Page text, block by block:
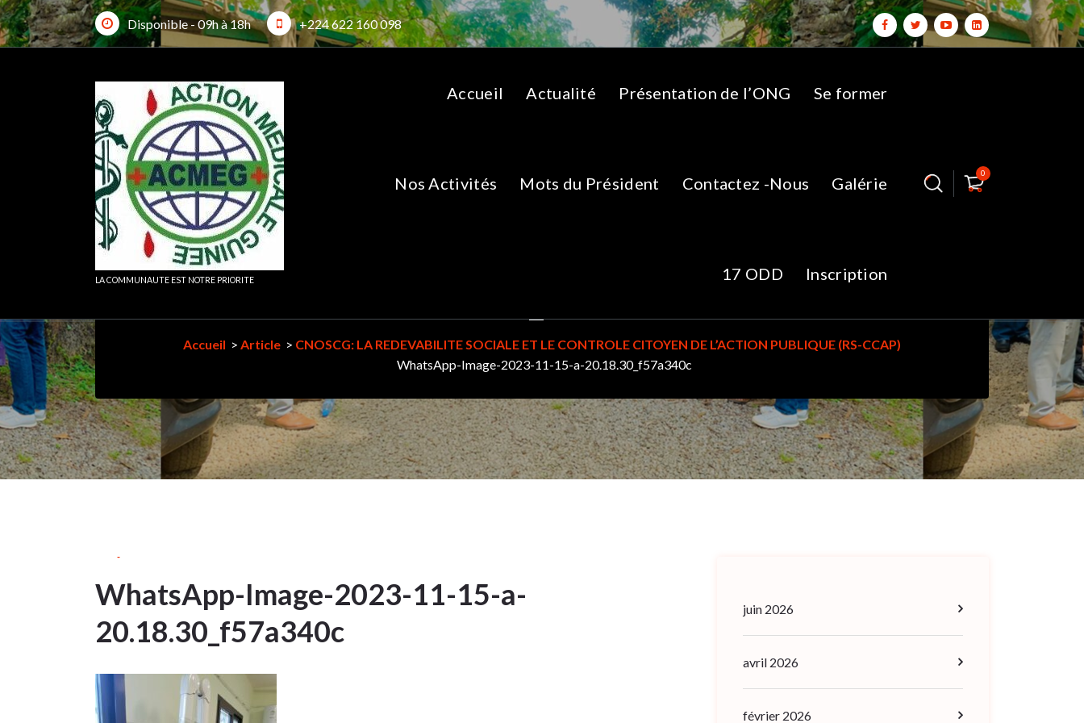
Aller
au
contenu
Disponible - 09h à 18h +224 622 160 098
LA COMMUNAUTE EST NOTRE PRIORITE
Accueil Actualité Présentation de l’ONG Se former
Nos Activités Mots du Président Contactez -Nous Galérie
17 ODD Inscription
0
WhatsApp-Image-2023-11-15-a-
Accueil > Article > CNOSCG: LA REDEVABILITE SOCIALE ET LE CONTROLE CITOYEN DE L’ACTION PUBLIQUE (RS-CCAP)
WhatsApp-Image-2023-11-15-a-20.18.30_f57a340c
15
NOV
WhatsApp-Image-2023-11-15-a-
20.18.30_f57a340c
juin 2026
avril 2026
février 2026